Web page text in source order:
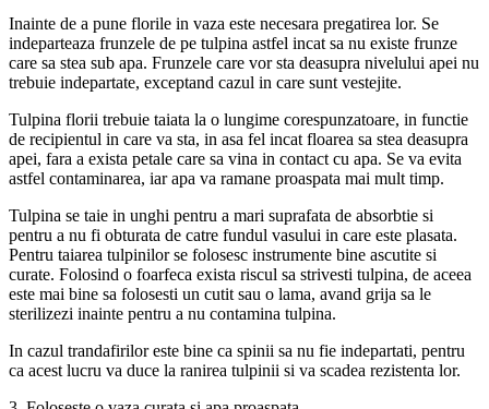
Inainte de a pune florile in vaza este necesara pregatirea lor. Se
indeparteaza frunzele de pe tulpina astfel incat sa nu existe frunze
care sa stea sub apa. Frunzele care vor sta deasupra nivelului apei nu
trebuie indepartate, exceptand cazul in care sunt vestejite.
Tulpina florii trebuie taiata la o lungime corespunzatoare, in functie
de recipientul in care va sta, in asa fel incat floarea sa stea deasupra
apei, fara a exista petale care sa vina in contact cu apa. Se va evita
astfel contaminarea, iar apa va ramane proaspata mai mult timp.
Tulpina se taie in unghi pentru a mari suprafata de absorbtie si
pentru a nu fi obturata de catre fundul vasului in care este plasata.
Pentru taiarea tulpinilor se folosesc instrumente bine ascutite si
curate. Folosind o foarfeca exista riscul sa strivesti tulpina, de aceea
este mai bine sa folosesti un cutit sau o lama, avand grija sa le
sterilizezi inainte pentru a nu contamina tulpina.
In cazul trandafirilor este bine ca spinii sa nu fie indepartati, pentru
ca acest lucru va duce la ranirea tulpinii si va scadea rezistenta lor.